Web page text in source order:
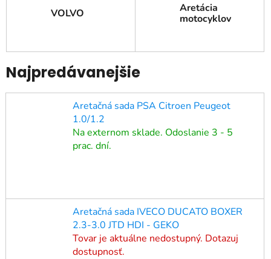
VOLVO
Aretácia
motocyklov
Najpredávanejšie
Aretačná sada PSA Citroen Peugeot
1.0/1.2
Na externom sklade. Odoslanie 3 - 5
prac. dní.
Aretačná sada IVECO DUCATO BOXER
2.3-3.0 JTD HDI - GEKO
Tovar je aktuálne nedostupný. Dotazuj
dostupnosť.